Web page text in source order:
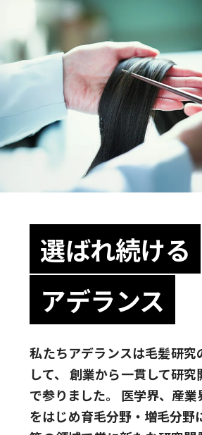
選ばれ続ける
アデランス
私たちアデランスは毛髪研究
して、 創業から一貫して研究
で参りました。
医学界、産業
をはじめ育毛分野・増毛分野